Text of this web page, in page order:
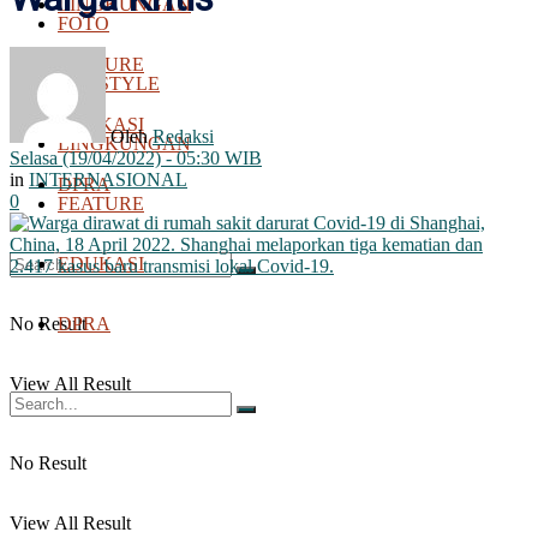
LINGKUNGAN
FEATURE
EDUKASI
DPRA
No Result
View All Result
FOTO
LIFESTYLE
LINGKUNGAN
FEATURE
EDUKASI
DPRA
No Result
View All Result
Oleh Redaksi
Selasa (19/04/2022) - 05:30 WIB
in INTERNASIONAL
0